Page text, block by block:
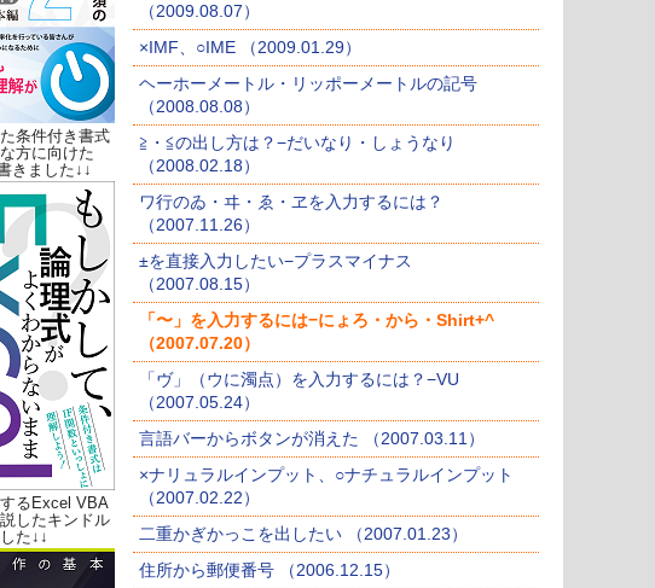
条件付き書式
方に向けた
きました↓↓
るExcel VBA
したキンドル
た↓↓
（2009.08.07）
×IMF、○IME （2009.01.29）
ヘーホーメートル・リッポーメートルの記号
（2008.08.08）
≧・≦の出し方は？−だいなり・しょうなり
（2008.02.18）
ワ行のゐ・ヰ・ゑ・ヱを入力するには？
（2007.11.26）
±を直接入力したい−プラスマイナス
（2007.08.15）
「〜」を入力するには−にょろ・から・Shirt+^
（2007.07.20）
「ヴ」（ウに濁点）を入力するには？−VU
（2007.05.24）
言語バーからボタンが消えた （2007.03.11）
×ナリュラルインプット、○ナチュラルインプット
（2007.02.22）
二重かぎかっこを出したい （2007.01.23）
住所から郵便番号 （2006.12.15）